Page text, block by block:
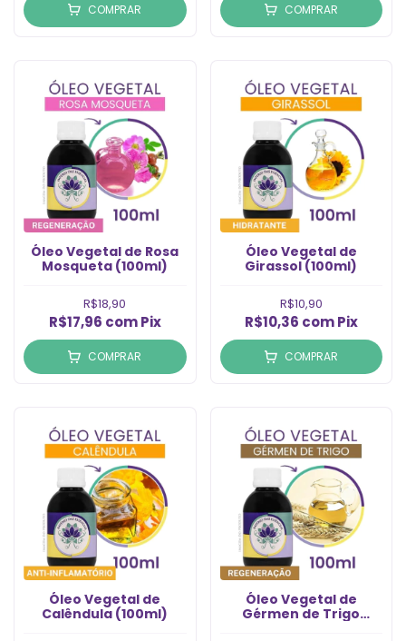
COMPRAR COMPRAR
Óleo Vegetal de Rosa
Mosqueta (100ml)
R$18,90
R$17,96 com Pix
COMPRAR
Óleo Vegetal de
Girassol (100ml)
R$10,90
R$10,36 com Pix
COMPRAR
Óleo Vegetal de
Calêndula (100ml)
Óleo Vegetal de
Gérmen de Trigo